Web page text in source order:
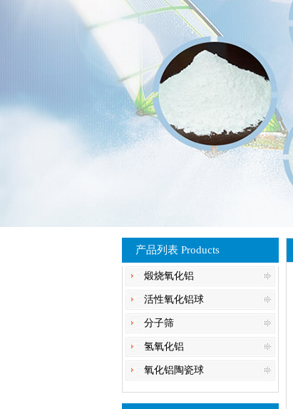
产品列表 Products
煅烧氧化铝
活性氧化铝球
分子筛
氢氧化铝
氧化铝陶瓷球